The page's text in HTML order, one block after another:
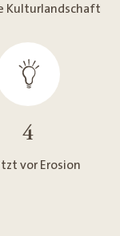
Kulturlandschaft
4
vor Erosion